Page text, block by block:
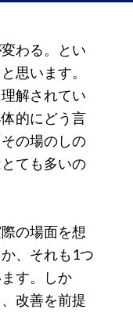
わる。とい
思います。
解されてい
的にどう言
の場のしの
ても多いの
の場面を想
、それも1つ
す。しか
改善を前提